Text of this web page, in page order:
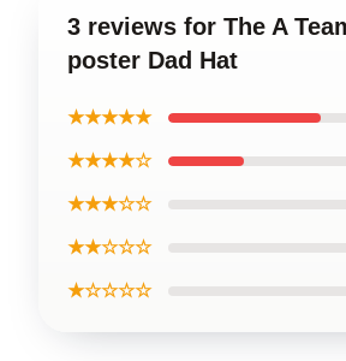
3 reviews for The A
poster Dad Hat
★★★★★
★★★★☆
★★★☆☆
★★☆☆☆
★☆☆☆☆